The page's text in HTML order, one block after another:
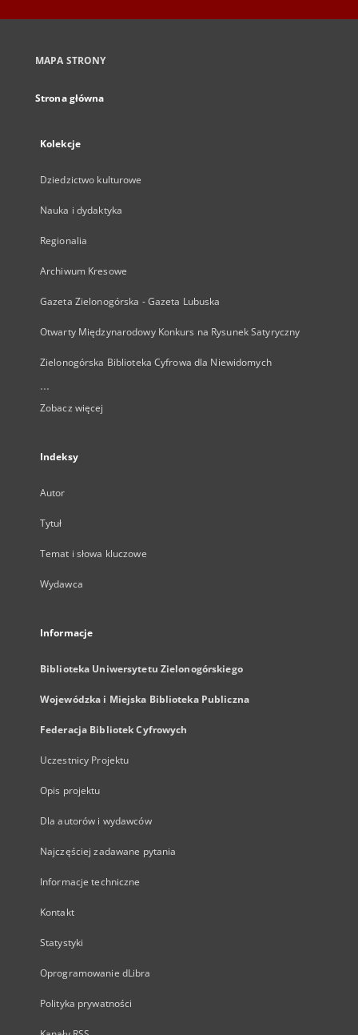
MAPA STRONY
Strona główna
Kolekcje
Dziedzictwo kulturowe
Nauka i dydaktyka
Regionalia
Archiwum Kresowe
Gazeta Zielonogórska - Gazeta Lubuska
Otwarty Międzynarodowy Konkurs na Rysunek Satyryczny
Zielonogórska Biblioteka Cyfrowa dla Niewidomych
...
Zobacz więcej
Indeksy
Autor
Tytuł
Temat i słowa kluczowe
Wydawca
Informacje
Biblioteka Uniwersytetu Zielonogórskiego
Wojewódzka i Miejska Biblioteka Publiczna
Federacja Bibliotek Cyfrowych
Uczestnicy Projektu
Opis projektu
Dla autorów i wydawców
Najczęściej zadawane pytania
Informacje techniczne
Kontakt
Statystyki
Oprogramowanie dLibra
Polityka prywatności